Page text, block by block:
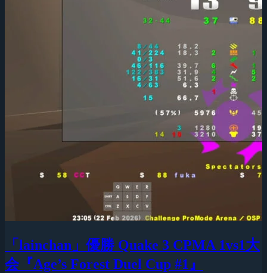
「lainchan」優勝 Quake 3 CPMA 1vs1大
会『Age’s Forest Duel Cup #1』